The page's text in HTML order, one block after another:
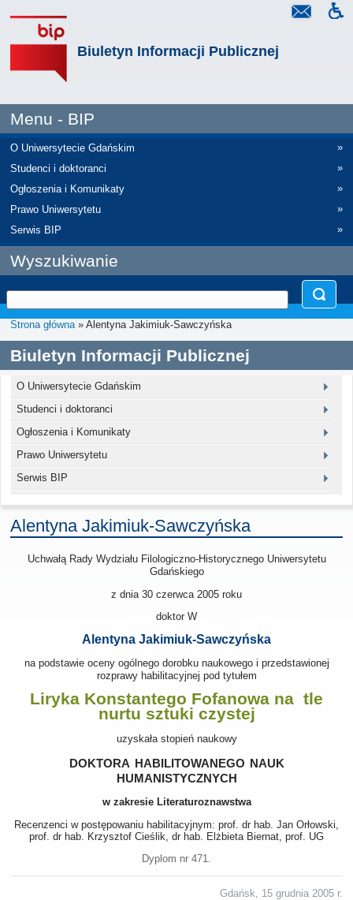
Biuletyn Informacji Publicznej
Menu - BIP
O Uniwersytecie Gdańskim
»
Studenci i doktoranci
»
Ogłoszenia i Komunikaty
»
Prawo Uniwersytetu
»
Serwis BIP
»
Wyszukiwanie
Strona główna» Alentyna Jakimiuk-Sawczyńska
Biuletyn Informacji Publicznej
O Uniwersytecie Gdańskim
Studenci i doktoranci
Ogłoszenia i Komunikaty
Prawo Uniwersytetu
Serwis BIP
Alentyna Jakimiuk-Sawczyńska
Uchwałą Rady Wydziału Filologiczno-Historycznego Uniwersytetu
Gdańskiego
z dnia 30 czerwca 2005 roku
doktor W
Alentyna Jakimiuk-Sawczyńska
na podstawie oceny ogólnego dorobku naukowego i przedstawionej
rozprawy habilitacyjnej pod tytułem
Liryka Konstantego Fofanowa na tle
nurtu sztuki czystej
uzyskała stopień naukowy
doktora habilitowanego nauk
humanistycznych
w zakresie Literaturoznawstwa
Recenzenci w postępowaniu habilitacyjnym: prof. dr hab. Jan Orłowski,
prof. dr hab. Krzysztof Cieślik, dr hab. Elżbieta Biernat, prof. UG
Dyplom nr 471.
Gdańsk, 15 grudnia 2005 r.